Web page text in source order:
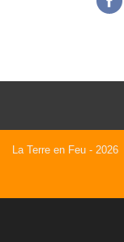
La Terre en Feu - 2026